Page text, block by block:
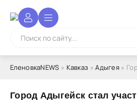
ЕленовкаNEWS » Кавказ »Адыгея » Город
Город Адыгейск стал